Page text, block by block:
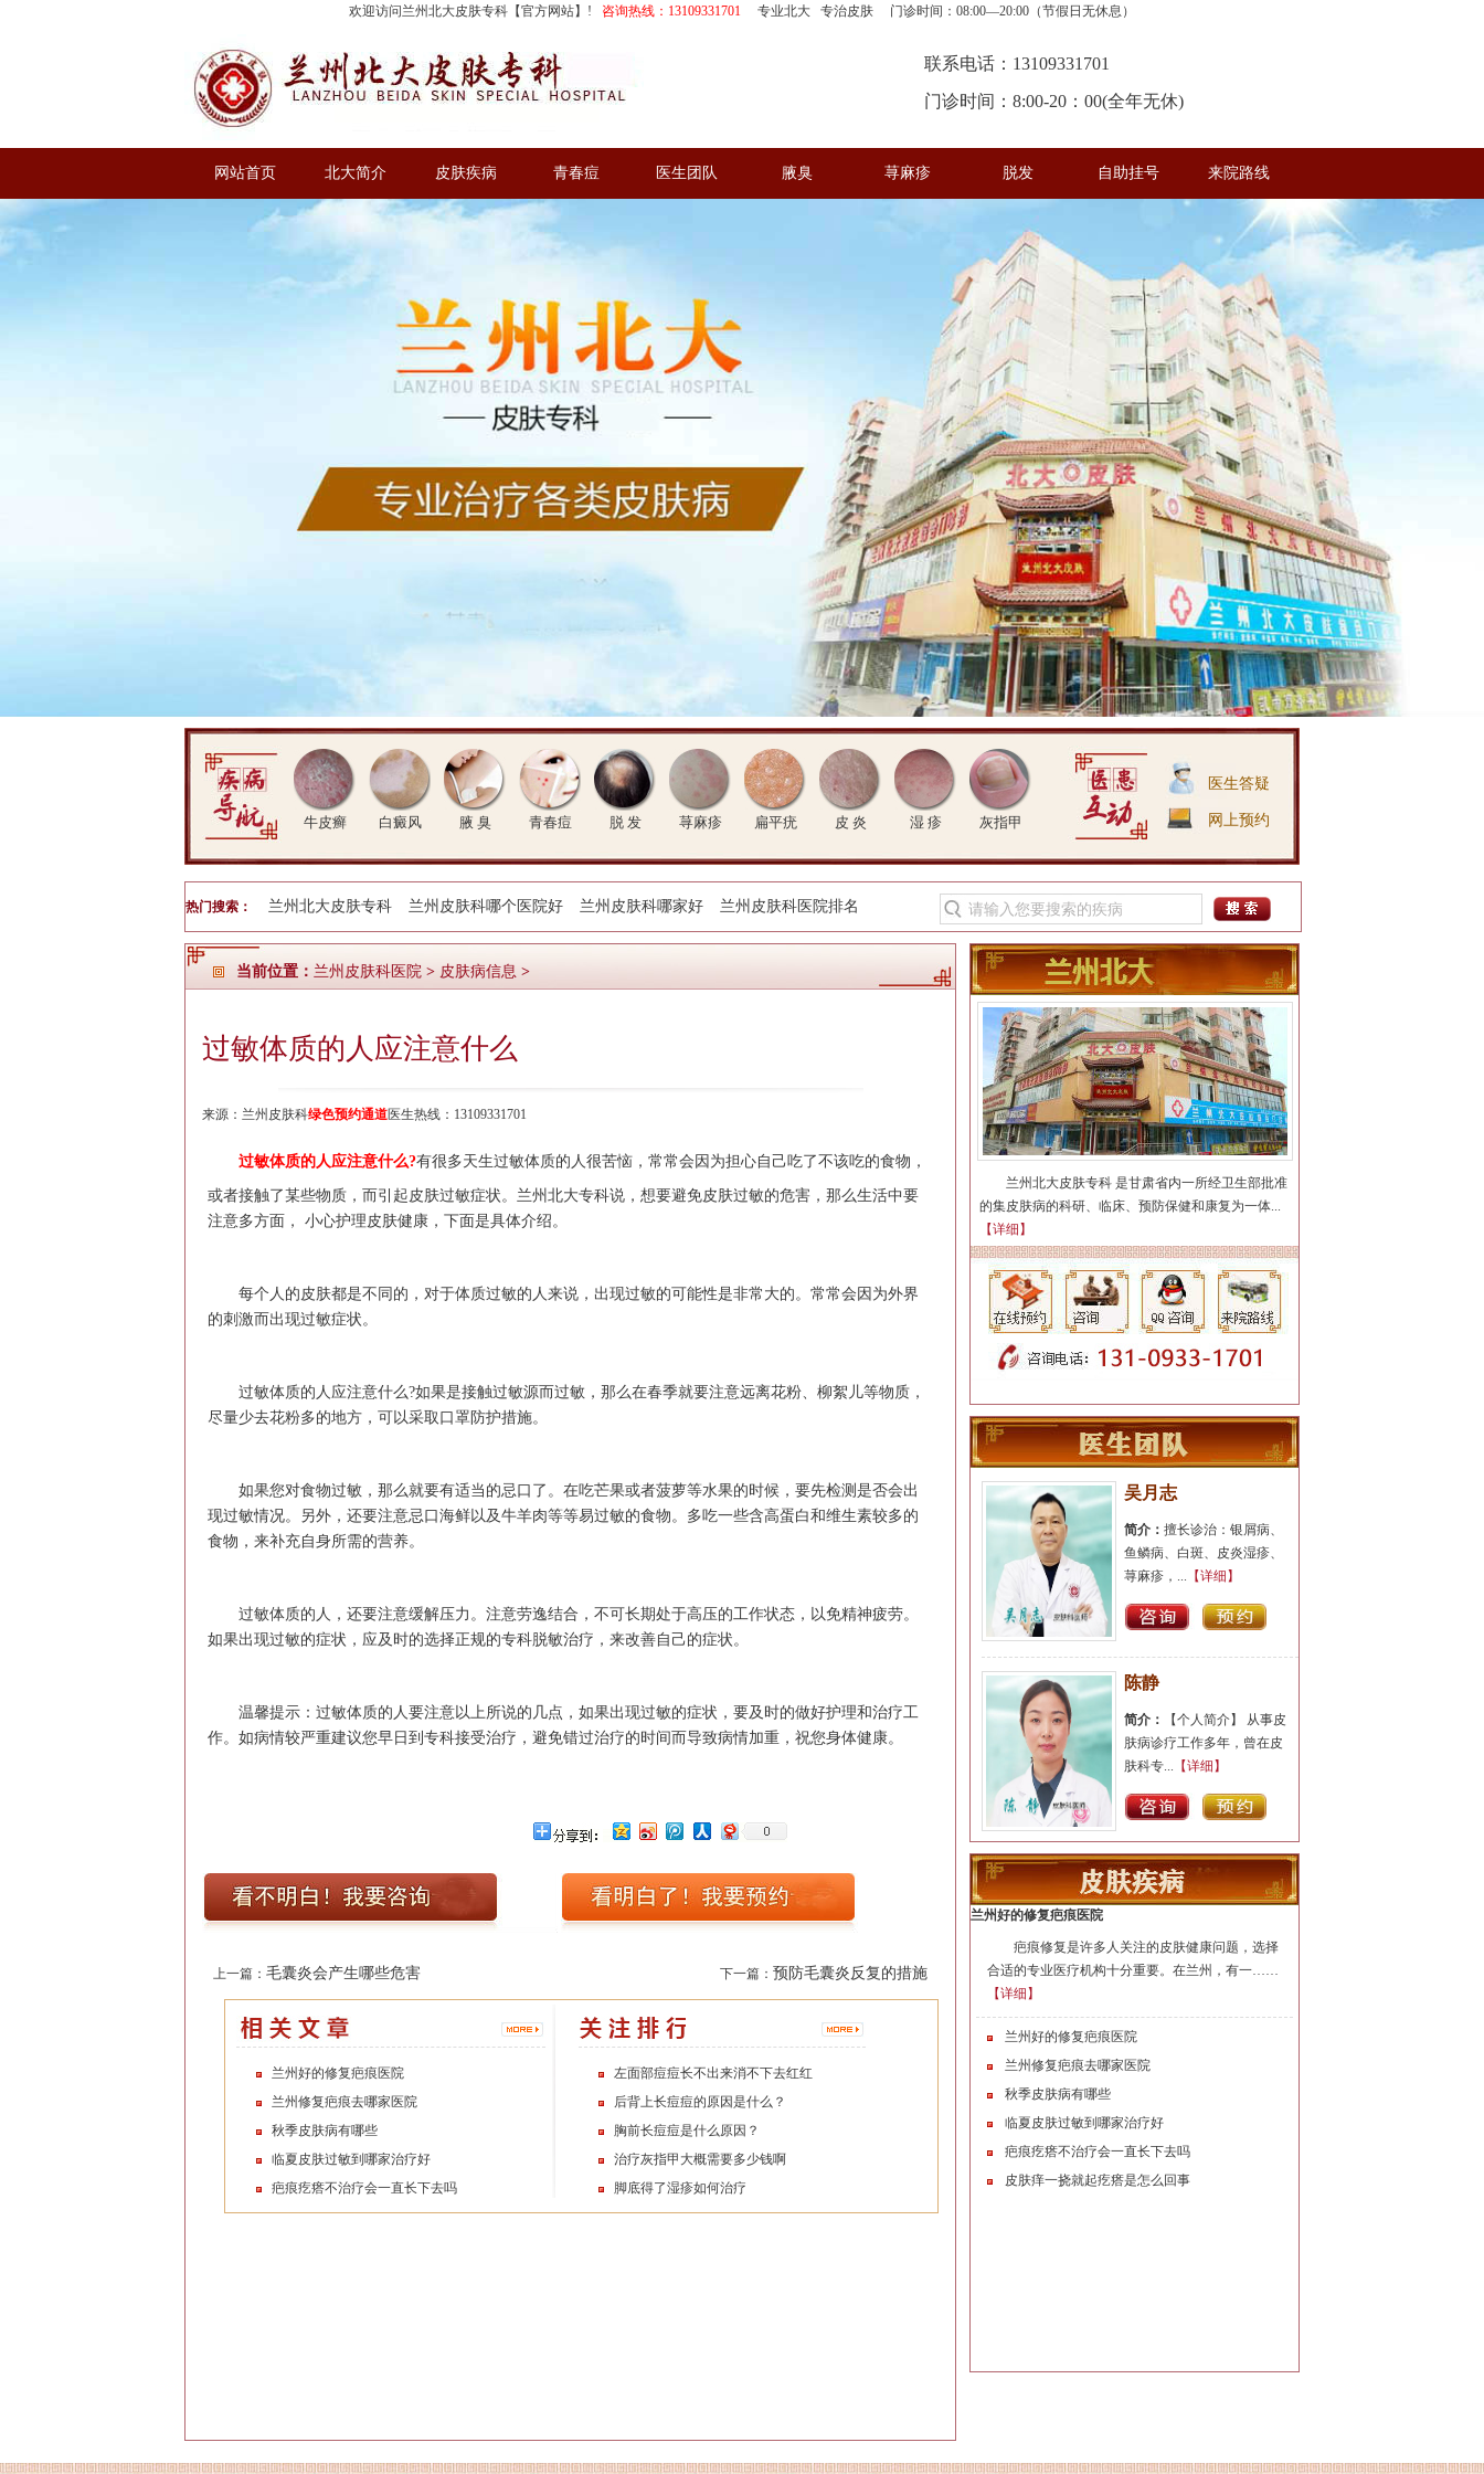
欢迎访问兰州北大皮肤专科【官方网站】! 咨询热线：13109331701 专业北大 专治皮肤 门诊时间：08:00—20:00（节假日无休息）
联系电话：13109331701
门诊时间：8:00-20：00(全年无休)
网站首页 北大简介 皮肤疾病 青春痘 医生团队 腋臭 荨麻疹 脱发 自助挂号 来院路线
牛皮癣 白癜风 腋 臭 青春痘 脱 发 荨麻疹 扁平疣 皮 炎 湿 疹 灰指甲
医生答疑
网上预约
热门搜索： 兰州北大皮肤专科 兰州皮肤科哪个医院好 兰州皮肤科哪家好 兰州皮肤科医院排名
当前位置： 兰州皮肤科医院 > 皮肤病信息 >
过敏体质的人应注意什么
来源： 兰州皮肤科绿色预约通道医生热线：13109331701
过敏体质的人应注意什么?有很多天生过敏体质的人很苦恼，常常会因为担心自己吃了不该吃的食物，
或者接触了某些物质，而引起皮肤过敏症状。兰州北大专科说，想要避免皮肤过敏的危害，那么生活中要
注意多方面， 小心护理皮肤健康，下面是具体介绍。
每个人的皮肤都是不同的，对于体质过敏的人来说，出现过敏的可能性是非常大的。常常会因为外界
的刺激而出现过敏症状。
过敏体质的人应注意什么?如果是接触过敏源而过敏，那么在春季就要注意远离花粉、柳絮儿等物质，
尽量少去花粉多的地方，可以采取口罩防护措施。
如果您对食物过敏，那么就要有适当的忌口了。在吃芒果或者菠萝等水果的时候，要先检测是否会出
现过敏情况。另外，还要注意忌口海鲜以及牛羊肉等等易过敏的食物。多吃一些含高蛋白和维生素较多的
食物，来补充自身所需的营养。
过敏体质的人，还要注意缓解压力。注意劳逸结合，不可长期处于高压的工作状态，以免精神疲劳。
如果出现过敏的症状，应及时的选择正规的专科脱敏治疗，来改善自己的症状。
温馨提示：过敏体质的人要注意以上所说的几点，如果出现过敏的症状，要及时的做好护理和治疗工
作。如病情较严重建议您早日到专科接受治疗，避免错过治疗的时间而导致病情加重，祝您身体健康。
上一篇： 毛囊炎会产生哪些危害 下一篇： 预防毛囊炎反复的措施
兰州好的修复疤痕医院
兰州修复疤痕去哪家医院
秋季皮肤病有哪些
临夏皮肤过敏到哪家治疗好
疤痕疙瘩不治疗会一直长下去吗
左面部痘痘长不出来消不下去红红
后背上长痘痘的原因是什么？
胸前长痘痘是什么原因？
治疗灰指甲大概需要多少钱啊
脚底得了湿疹如何治疗
兰州北大皮肤专科 是甘肃省内一所经卫生部批准
的集皮肤病的科研、临床、预防保健和康复为一体...
【详细】
吴月志
简介：擅长诊治：银屑病、
鱼鳞病、白斑、皮炎湿疹、
荨麻疹，...【详细】
陈静
简介：【个人简介】 从事皮
汪洋
简介：
医生擅长牛皮癣、鱼
鳞病、白癜风、青春痘(痤
吴月志
简介： 擅长诊治：银屑病、
鱼鳞病、白斑、皮炎湿疹、
荨麻疹，...
【详细】
陈静
简介：
【个人简介】 从事皮
肤病诊疗工作多年，曾在皮
肤科专...
【详细】
汪洋
简介：医生擅长牛皮癣、鱼
疮)、腋臭...【详细】
兰州好的修复疤痕医院
疤痕修复是许多人关注的皮肤健康问题，选择
合适的专业医疗机构十分重要。在兰州，有一……
【详细】
兰州好的修复疤痕医院
兰州修复疤痕去哪家医院
秋季皮肤病有哪些
临夏皮肤过敏到哪家治疗好
疤痕疙瘩不治疗会一直长下去吗
皮肤痒一挠就起疙瘩是怎么回事